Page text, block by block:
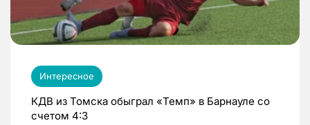
Интересное
КДВ из Томска обыграл «Темп» в Барнауле со
счетом 4:3